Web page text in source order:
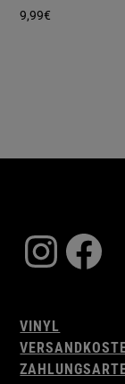
9,99€
VINYL